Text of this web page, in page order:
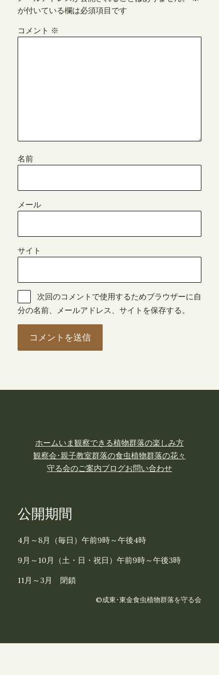
が付いている欄は必須項目です
コメント ※
名前
メール
サイト
次回のコメントで使用するためブラウザーに自
分の名前、メールアドレス、サイトを保存する。
ホームいま観察できる植物群落の楽しみ方
観察会･親子教室群落の食虫植物群落の花々
守る会のご案内ブログお問い合わせ
公開期間
4月～8月（毎日）午前9時～午後4時
9月～10月（土・日・祝日）午前9時～午後3時
11月～3月 閉鎖
©成東･東金食虫植物群落を守る会